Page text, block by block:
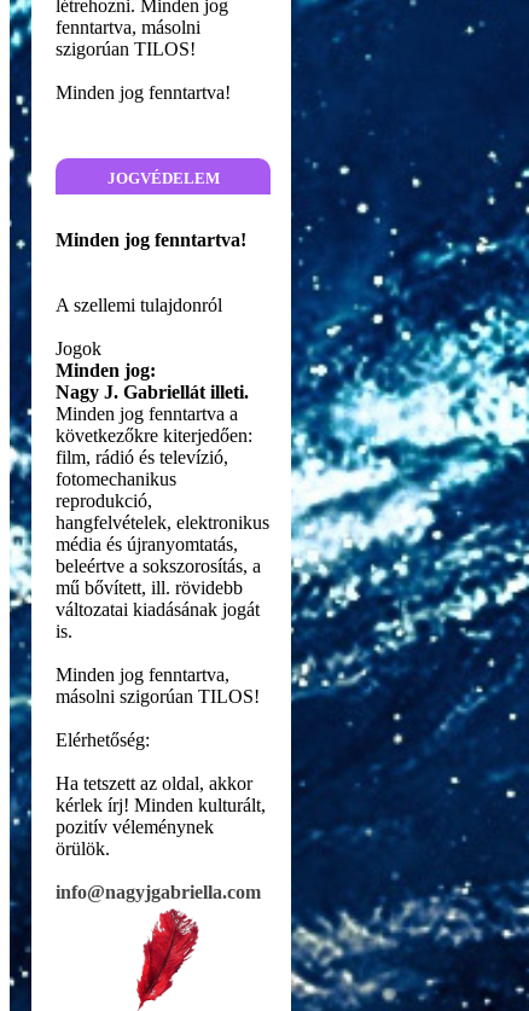
létrehozni. Minden jog
fenntartva, másolni
szigorúan TILOS!
Minden jog fenntartva!
jogvédelem
Minden jog fenntartva!
A szellemi tulajdonról
Jogok
Minden jog:
Nagy J. Gabriellát illeti.
Minden jog fenntartva a
következőkre kiterjedően:
film, rádió és televízió,
fotomechanikus
reprodukció,
hangfelvételek, elektronikus
média és újranyomtatás,
beleértve a sokszorosítás, a
mű bővített, ill. rövidebb
változatai kiadásának jogát
is.
Minden jog fenntartva,
másolni szigorúan TILOS!
Elérhetőség:
Ha tetszett az oldal, akkor
kérlek írj! Minden kulturált,
pozitív véleménynek
örülök.
info@nagyjgabriella.com